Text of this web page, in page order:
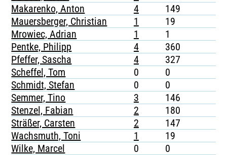
Makarenko, Anton
4 149
Mauersberger, Christian
1 19
Mrowiec, Adrian
1 1
Pentke, Philipp
4 360
Pfeffer, Sascha
4 327
Scheffel, Tom
0 0
Schmidt, Stefan
0 0
Semmer, Tino
3 146
Stenzel, Fabian
2 180
Sträßer, Carsten
2 147
Wachsmuth, Toni
1 19
Wilke, Marcel
0 0